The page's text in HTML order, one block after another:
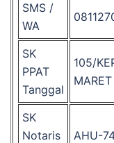
SMS /
WA
SK
PPAT
Tanggal
105/
SK
Notaris
AHU-